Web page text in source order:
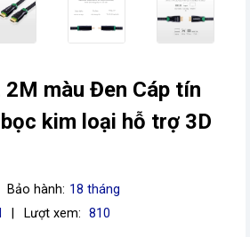
màu Đen Cáp tín
kim loại hỗ trợ 3D
Bảo hành: 18 tháng
Lượt xem: 810